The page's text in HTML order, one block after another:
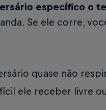
específico o
Se ele corre,
quase não
ele receber livre